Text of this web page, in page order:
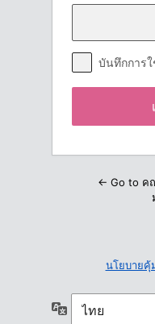
บันทึกการ
← Go to ค
นโยบายคุ้
ภาษา